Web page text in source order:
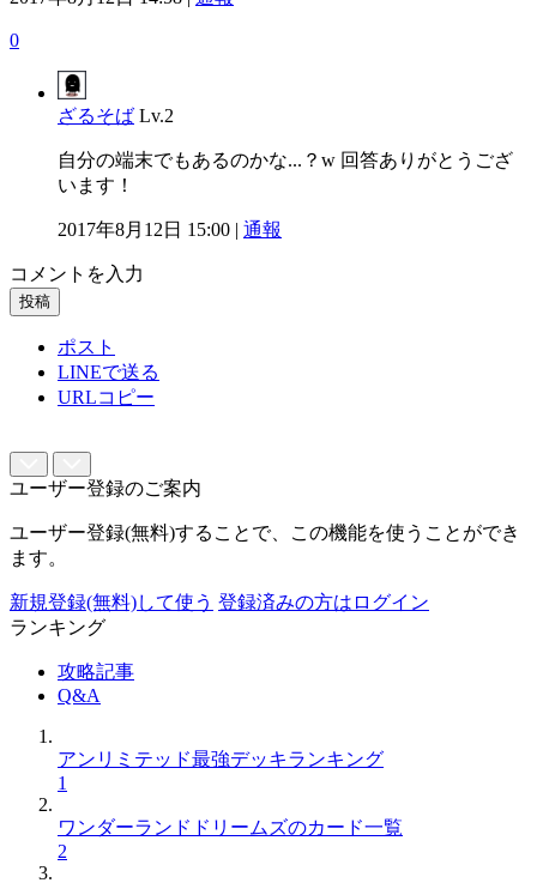
0
ざるそば Lv.2
自分の端末でもあるのかな...？w 回答ありがとうござ
います！
2017年8月12日 15:00 | 通報
コメントを入力
投稿
ポスト
LINEで送る
URLコピー
ユーザー登録のご案内
ユーザー登録(無料)することで、この機能を使うことができ
ます。
新規登録(無料)して使う 登録済みの方はログイン
ランキング
攻略記事
Q&A
アンリミテッド最強デッキランキング
1
ワンダーランドドリームズのカード一覧
2